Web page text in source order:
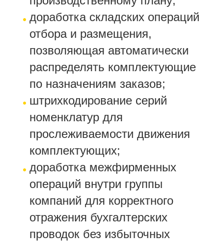
доработка складских операций
отбора и размещения,
позволяющая автоматически
распределять комплектующие
по назначениям заказов;
штрихкодирование серий
номенклатур для
прослеживаемости движения
комплектующих;
доработка межфирменных
операций внутри группы
компаний для корректного
отражения бухгалтерских
проводок без избыточных